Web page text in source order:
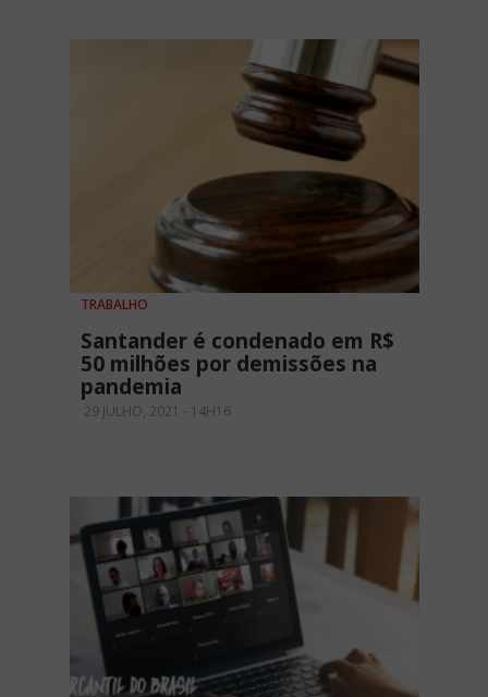
TRABALHO
Santander é condenado em R$
50 milhões por demissões na
pandemia
29 JULHO, 2021 - 14H16